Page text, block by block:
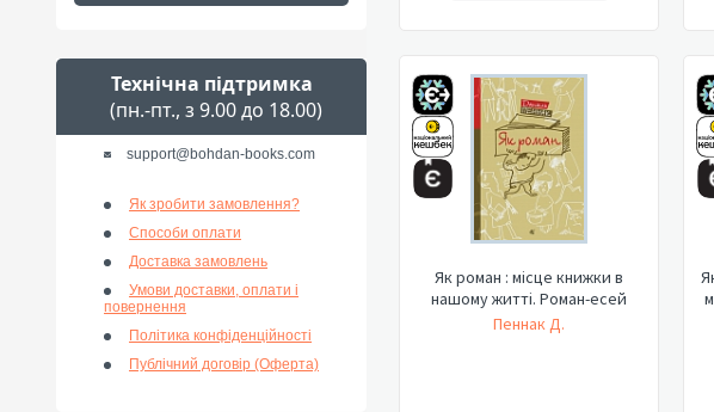
Технічна підтримка
(пн.-пт., з 9.00 до 18.00)
support@bohdan-books.com
Як зробити замовлення?
Способи оплати
Доставка замовлень
Умови доставки, оплати і
повернення
Політика конфіденційності
Публічний договір (Оферта)
Як роман : місце книжки в
нашому житті. Роман-есей
Пеннак Д.